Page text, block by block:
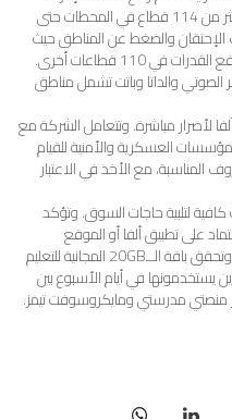
وإمكانات شبكتي الجيلين الثالث والرابع في أكثر من 114 قطاع في المحطات حتى
والضغط عن المناطق حيث
الإستهلاك الكثيف. ويتم العمل تدريجاً على رفع القدرات في 110 قطاعات أخرى.
الصوتي والداتا وباتت تشمل مناطق
لأضرار مباشرة. وتتعامل الشركة مع
العسكرية والأمنية للقيام
المناسبة، مع الأخذ في الاعتبار
لتلبية حاجات السوق. وتؤكد
على تطبيق ألفا أو الموقع
الإلكتروني لإتمام خدماتهم ذاتياً عند الحاجة. وتحقق باقة الــ20GB المجانية للتعليم
يستخدمونها في أيام الأسبوع بين
منصتي مدرستي ومايكروسوفت تيمز.